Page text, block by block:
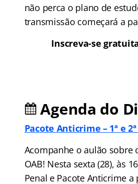
não perca o plano de
transmissão começará a
Inscreva-se
Agenda do
Pacote Anticrime – 1ª e
Acompanhe o aulão sobre
OAB! Nesta sexta (28), às
Penal e Pacote Anticrime